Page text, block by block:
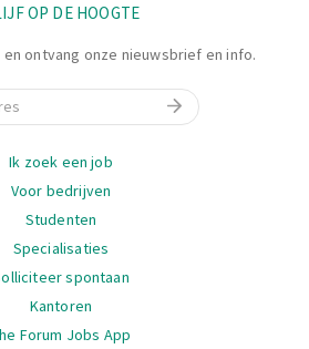
OP DE HOOGTE
en ontvang onze nieuwsbrief en info.
Ik zoek een job
Voor bedrijven
Studenten
Specialisaties
spontaan
Kantoren
Forum Jobs App